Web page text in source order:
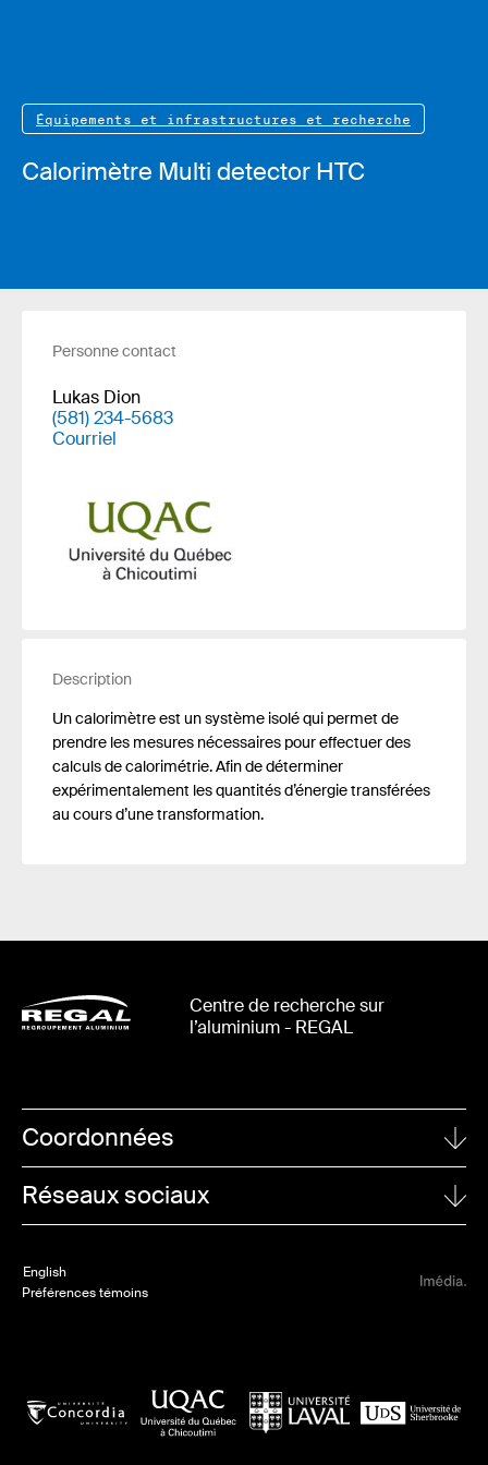
Équipements et infrastructures et recherche
Calorimètre Multi detector HTC
Personne contact
Lukas Dion
(581) 234-5683
Courriel
Description
Un calorimètre est un système isolé qui permet de
prendre les mesures nécessaires pour effectuer des
calculs de calorimétrie. Afin de déterminer
expérimentalement les quantités d’énergie transférées
au cours d’une transformation.
Centre de recherche sur
l’aluminium - REGAL
Coordonnées
1065, avenue de la Médecine
Québec (Québec)
POUR NOUS JOINDRE
Réseaux sociaux
Twitter
English
Préférences témoins